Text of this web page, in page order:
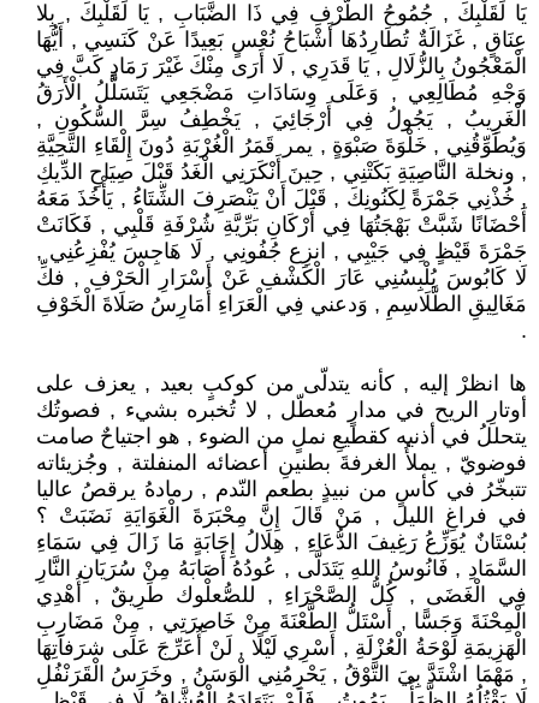
يَا لَقَلْبِكَ , جُمُوحُ الطَّرْفِ فِي ذَا الضَّبَابِ , يَا لَقَلْبِكَ , بِلا
عِنَاقٍ , غَزَالَةٌ تُطَارِدُهَا أَشْبَاحُ نُعْسٍ بَعِيدًا عَنْ كَنَسِي , أَيُّهَا
الْمَعْجُونُ بِالزُّلَالِ , يَا قَدَرِي , لَا أَرَى مِنْكَ غَيْرَ رَمَادٍ كَبَّ فِي
وَجْهِ مُطَالِعِي , وَعَلَى وِسَادَاتِ مَضْجَعِي يَتَسَلَّلُ الْأَرَقُ
الْغَرِيبُ , يَجُولُ فِي أَرْجَائِيَ , يَخْطِفُ سِرَّ السُّكُونِ ,
وَيُطَوِّقُنِي , خَلْوَةَ صَبْوَةٍ , يمر قَمَرُ الْغُرْبَةِ دُونَ إِلْقَاءِ التَّحِيَّةِ
, ونخلة النَّاصِيَةِ بَكَتْنِي , حِينَ أَنْكَرَنِي الْغَدُ قَبْلَ صِيَاحِ الدِّيكِ
, خُذْنِي جَمْرَةً لِكَنُونِكَ , قَبْلَ أَنْ يَنْصَرِفَ الشِّتَاءُ , يَأْخُذَ مَعَهُ
أَحْضَانًا شَبَّتْ بَهْجَتُهَا فِي أَرْكَانِ بَرِّيَّةِ شُرْفَةِ قَلْبِي , فَكَانَتْ
جَمْرَةَ قَيْظٍ فِي جَيْبِي , انزِع جُفُونِي , لَا هَاجِسَ يُفْزِعُنِي ,
لَا كَابُوسَ يُلْبِسُنِي عَارَ الْكَشْفِ عَنْ أَسْرَارِ الْحَرْفِ , فكِّ
مَغَالِيقِ الطَّلَاسِمِ , وَدعني فِي الْعَرَاءِ أُمَارِسُ صَلَاةَ الْخَوْفِ
.
ها انظرْ إليه , كأنه يتدلّى من كوكبٍ بعيد , يعزف على
أوتارِ الريح في مدارٍ مُعطّل , لا تُخبره بشيء , فصوتُك
يتحللُ في أذنيه كقطيعِ نملٍ من الضوء , هو اجتياحٌ صامت
فوضويّ , يملأُ الغرفةَ بطنينِ أعضائه المنفلتة , وجُزيئاته
تتبخّرُ في كأسٍ من نبيذٍ بطعم النّدم , رمادهُ يرقصُ عاليا
في فراغِ الليل , مَنْ قَالَ إِنَّ مِحْبَرَةَ الْغَوَايَةِ نَضَبَتْ ؟
بُسْتَانٌ يُوَزِّعُ رَغِيفَ الدُّعَاءِ , هِلَالُ إِجَابَةٍ مَا زَالَ فِي سَمَاءِ
السَّمَادِ , فَانُوسُ اللهِ يَتَدَلَّى , عُودُهُ أَصَابَهُ مِنْ سُرَيَانِ النَّارِ
فِي الْغَضَى , كُلُّ الصَّحْرَاءِ , للصُّعلْوك طَرِيقٌ , أُهْدِي
الْمِحْنَةَ وَجَسًّا , أَسْتَلُّ الطَّعْنَةَ مِنْ خَاصِرَتِي , مِنْ مَضَارِبِ
الْهَزِيمَةِ لَوْحَةُ الْعُزْلَةِ , أَسْرِي لَيْلًا , لَنْ أُعَرِّجَ عَلَى شرَفاَتِهَا
, مَهْمَا اشْتَدَّ بِيَ التَّوْقُ , يَحْرِمُنِي الْوَسَنُ , وخَرَسُ الْقَرَنْفُلِ